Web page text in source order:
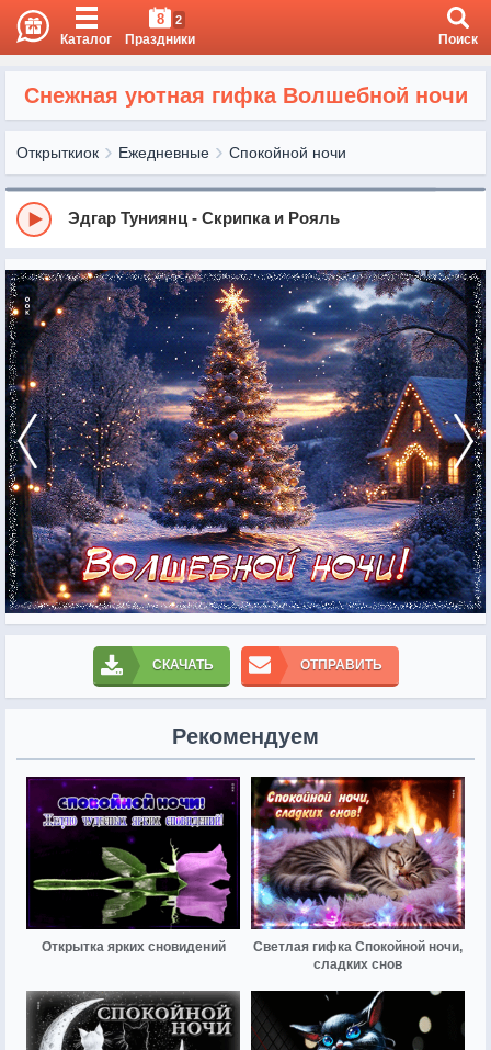
Каталог
8 2
Праздники Поиск
Снежная уютная гифка Волшебной ночи
Открыткиок Ежедневные Спокойной ночи
Эдгар Туниянц - Скрипка и Рояль
СКАЧАТЬ ОТПРАВИТЬ
Рекомендуем
Открытка ярких сновидений
Светлая гифка Спокойной ночи,
сладких снов